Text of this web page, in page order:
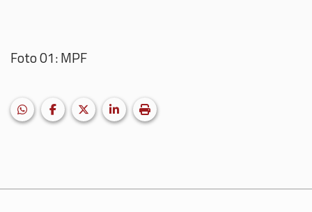
Foto 01: MPF
Facebook LinkedIn
X (formerly Twitter)
HELIX_ULTIMATE_SHARE_WHATSAPP
Imprimir matéria